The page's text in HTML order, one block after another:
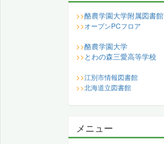
>>酪農学園大学附属図書館
>>オープンPCフロア
>>酪農学園大学
>> とわの森三愛高等学校
>>江別市情報図書館
>>北海道立図書館
メニュー